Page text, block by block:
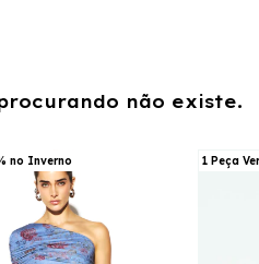
não existe.
no Inverno 1 Peça